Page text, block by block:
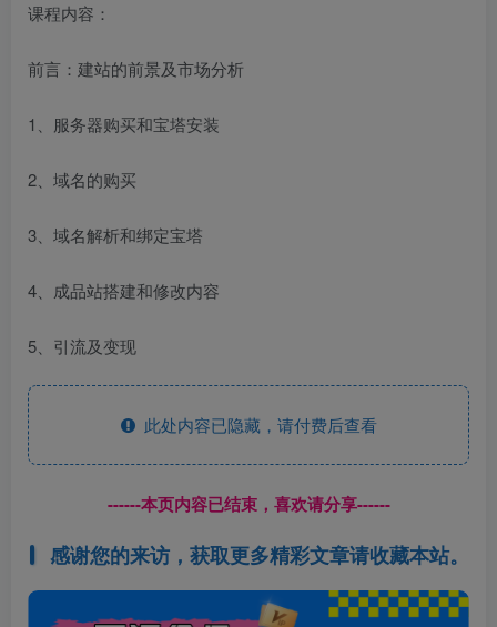
课程内容：
前言：建站的前景及市场分析
1、服务器购买和宝塔安装
2、域名的购买
3、域名解析和绑定宝塔
4、成品站搭建和修改内容
5、引流及变现
此处内容已隐藏，请付费后查看
------本页内容已结束，喜欢请分享------
感谢您的来访，获取更多精彩文章请收藏本站。